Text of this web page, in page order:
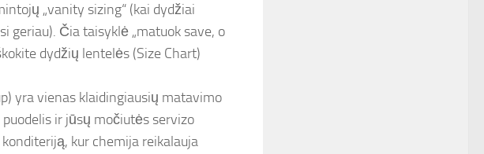
„vanity sizing“ (kai dydžiai
geriau). Čia taisyklė „matuok save, o
dydžių lentelės (Size Chart)
yra vienas klaidingiausių matavimo
ir jūsų močiutės servizo
kur chemija reikalauja